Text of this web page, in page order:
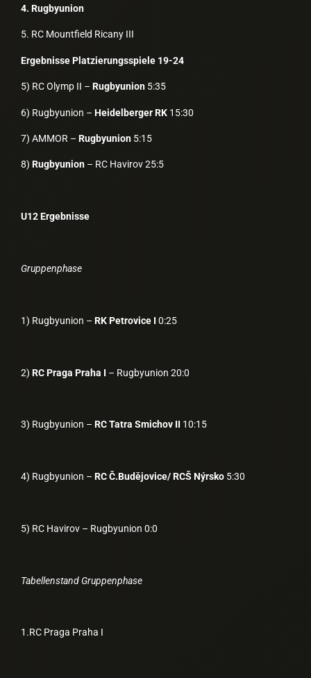
4. Rugbyunion
5. RC Mountfield Ricany III
Ergebnisse Platzierungsspiele 19-24
5) RC Olymp II – Rugbyunion 5:35
6) Rugbyunion – Heidelberger RK 15:30
7) AMMOR – Rugbyunion 5:15
8) Rugbyunion – RC Havirov 25:5
U12 Ergebnisse
Gruppenphase
1) Rugbyunion – RK Petrovice I 0:25
2) RC Praga Praha I – Rugbyunion 20:0
3) Rugbyunion – RC Tatra Smichov II 10:15
4) Rugbyunion – RC Č.Budějovice/ RCŠ Nýrsko 5:30
5) RC Havirov – Rugbyunion 0:0
Tabellenstand Gruppenphase
1.RC Praga Praha I